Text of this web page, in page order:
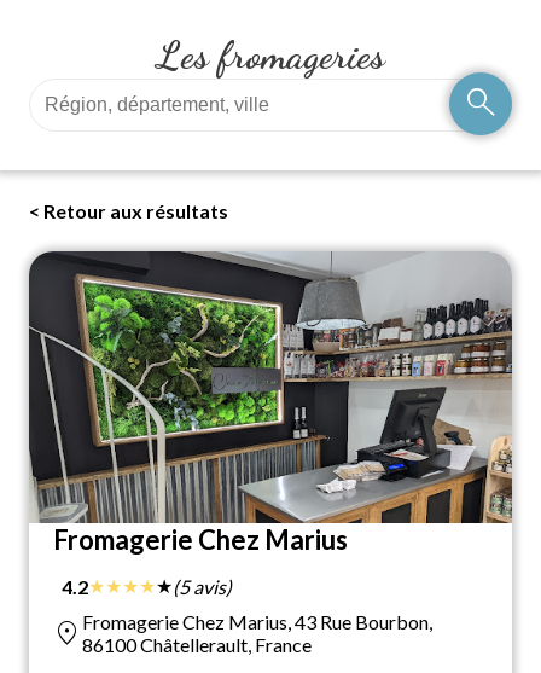
Les fromageries
search
< Retour aux résultats
Fromagerie Chez Marius
4.2★★★★★(5 avis)
location_on Fromagerie Chez Marius, 43 Rue Bourbon,
86100 Châtellerault, France